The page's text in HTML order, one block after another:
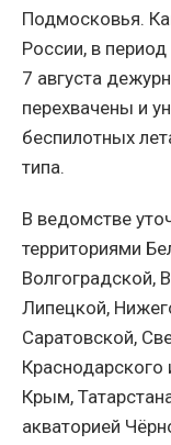
Подмосковья.
России, в
7 августа
перехвачены и
беспилотных
типа.
В ведомстве
территориями
Волгоградской,
Липецкой,
Саратовской,
Краснодарского
Крым,
акваторией